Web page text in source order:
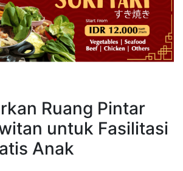
Ruang Pintar
untuk Fasilitasi
Anak